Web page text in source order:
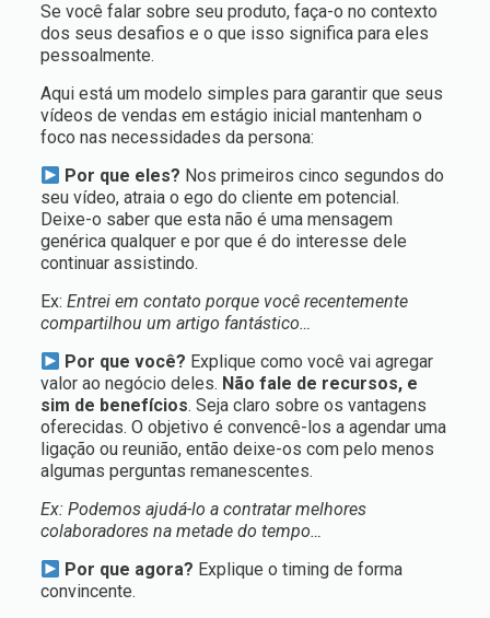
Se você falar sobre seu produto, faça-o no contexto
dos seus desafios e o que isso significa para eles
pessoalmente.
Aqui está um modelo simples para garantir que seus
vídeos de vendas em estágio inicial mantenham o
foco nas necessidades da persona:
Por que eles? Nos primeiros cinco segundos do
seu vídeo, atraia o ego do cliente em potencial.
Deixe-o saber que esta não é uma mensagem
genérica qualquer e por que é do interesse dele
continuar assistindo.
Ex: Entrei em contato porque você recentemente
compartilhou um artigo fantástico…
Por que você? Explique como você vai agregar
valor ao negócio deles. Não fale de recursos, e
sim de benefícios. Seja claro sobre os vantagens
oferecidas. O objetivo é convencê-los a agendar uma
ligação ou reunião, então deixe-os com pelo menos
algumas perguntas remanescentes.
Ex: Podemos ajudá-lo a contratar melhores
colaboradores na metade do tempo…
Por que agora? Explique o timing de forma
convincente.